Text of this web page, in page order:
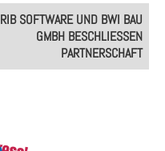
RIB SOFTWARE UND BWI BAU
GMBH BESCHLIESSEN P
ARTNERSCHAFT